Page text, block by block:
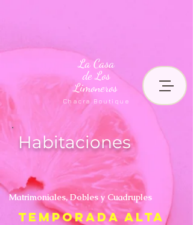
La Casa
de Los
Limoneros
Chacra Boutique
Habitaciones
Matrimoniales, Dobles y Cuadruples
TEMPORADA alta